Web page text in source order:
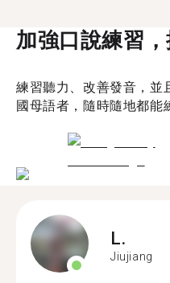
加強口說練習
練習聽力、改善發音，並
國母語者，隨時隨地都能
L.
Jiujiang